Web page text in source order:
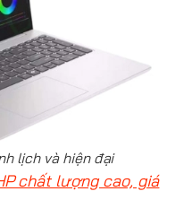
lịch và hiện đại
chất lượng cao, giá